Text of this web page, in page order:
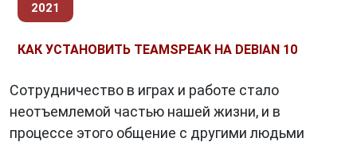
2021
КАК УСТАНОВИТЬ TEAMSPEAK НА DEBIAN 10
Сотрудничество в играх и работе стало
неотъемлемой частью нашей жизни, и в
процессе этого общение с другими людьми